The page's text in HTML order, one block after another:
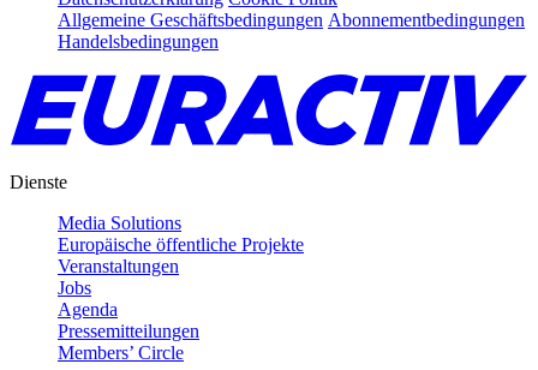
Allgemeine Geschäftsbedingungen Abonnementbedingungen
Handelsbedingungen
Dienste
Media Solutions
Europäische öffentliche Projekte
Veranstaltungen
Jobs
Agenda
Pressemitteilungen
Members’ Circle